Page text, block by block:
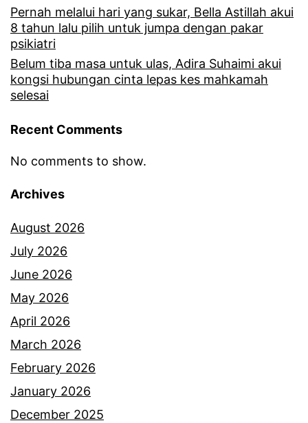
Pernah melalui hari yang sukar, Bella Astillah akui
8 tahun lalu pilih untuk jumpa dengan pakar
psikiatri
Belum tiba masa untuk ulas, Adira Suhaimi akui
kongsi hubungan cinta lepas kes mahkamah
selesai
Recent Comments
No comments to show.
Archives
August 2026
July 2026
June 2026
May 2026
April 2026
March 2026
February 2026
January 2026
December 2025